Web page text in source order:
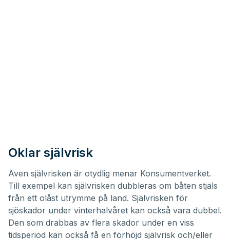
Oklar självrisk
Även självrisken är otydlig menar Konsumentverket.
Till exempel kan självrisken dubbleras om båten stjäls
från ett olåst utrymme på land. Självrisken för
sjöskador under vinterhalvåret kan också vara dubbel.
Den som drabbas av flera skador under en viss
tidsperiod kan också få en förhöjd självrisk och/eller